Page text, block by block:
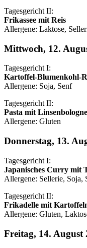
Tagesgericht II:
Frikassee mit Reis
Allergene: Laktose,
Mittwoch, 12.
Tagesgericht I:
Kartoffel-Blumenkohl-
Allergene: Soja, Senf
Tagesgericht II:
Pasta mit
Allergene: Gluten
Donnerstag, 13.
Tagesgericht I:
Japanisches Curry mit
Allergene: Sellerie, Soja,
Tagesgericht II:
Frikadelle mit
Allergene: Gluten,
Freitag, 14. August